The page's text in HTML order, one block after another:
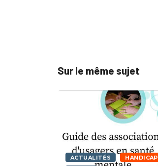
Sur le même sujet
ACTUALITÉS
HANDICAP